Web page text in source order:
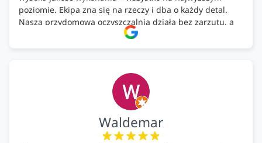
poziomie. Ekipa zna się na rzeczy i dba o każdy detal.
Nasza przydomowa oczyszczalnia działa bez zarzutu, a
całość została wykonana zgodnie z terminem i
ustaleniami. Z czystym sumieniem polecamy Alfa Tech
ekologicznych rozwiązań!🍀
Waldemar